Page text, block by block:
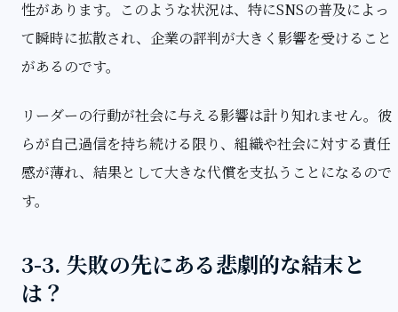
性があります。このような状況は、特にSNSの普及によっ
て瞬時に拡散され、企業の評判が大きく影響を受けること
があるのです。
リーダーの行動が社会に与える影響は計り知れません。彼
らが自己過信を持ち続ける限り、組織や社会に対する責任
感が薄れ、結果として大きな代償を支払うことになるので
す。
3-3. 失敗の先にある悲劇的な結末と
は？